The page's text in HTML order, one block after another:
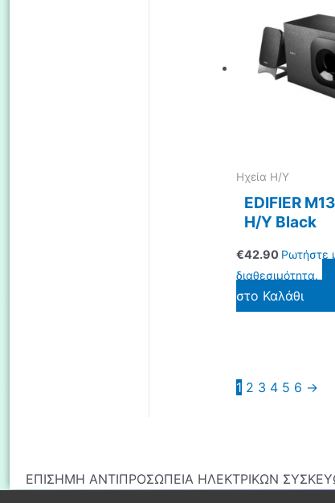
Ηχεία Η/Υ
EDIFIER
Η/Υ Black
€42.90 Ρωτήστε
διαθεσιμότητα.
στο Καλάθι
1 2 3 4 5 6 →
ΕΠΙΣΗΜΗ ΑΝΤΙΠΡΟΣΩΠΕΙΑ ΗΛΕΚΤΡΙΚΩΝ